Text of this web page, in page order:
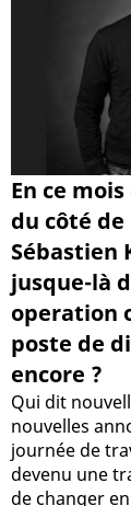
En ce
du côté de
Sébastien
jusque-là
operation
poste de
encore ?
Qui dit
nouvelles
journée de
devenu une
de changer